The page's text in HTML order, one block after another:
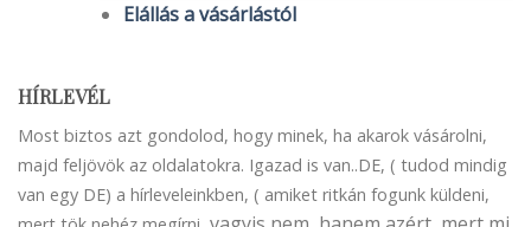
Elállás a vásárlástól
HÍRLEVÉL
Most biztos azt gondolod, hogy minek, ha akarok vásárolni,
majd feljövök az oldalatokra. Igazad is van..DE, ( tudod mindig
van egy DE) a hírleveleinkben, ( amiket ritkán fogunk küldeni,